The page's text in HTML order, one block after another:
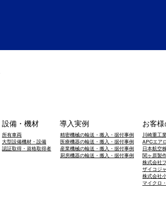
設備・機材
所有車両
大型設備機材・設備
​認証取得・資格取得者
導入実例
精密機械の輸送・搬入・据付事例
医療機器の輸送・搬入・据付事例
産業機械の輸送・搬入・据付事例
​厨房機器の輸送・搬入・据付事例
お客
川崎重工
APCエア
日本航空
関ヶ原製
株式会社
ザイコジ
株式会社
マイクロ